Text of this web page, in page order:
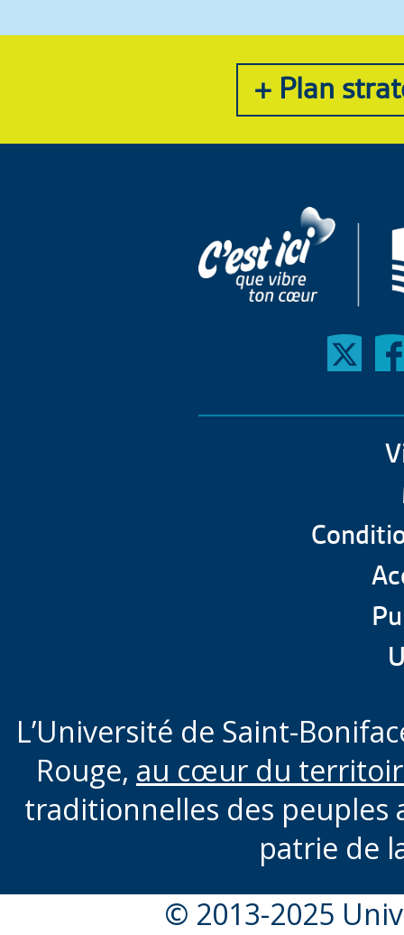
+ Plan
L’Université de Saint-
Rouge, au cœur du
traditionnelles des peuples
patrie de
© 2013-2025